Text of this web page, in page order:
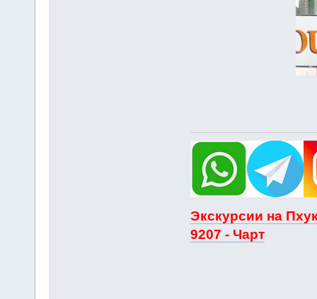
Экскурсии на
9207 - Чарт